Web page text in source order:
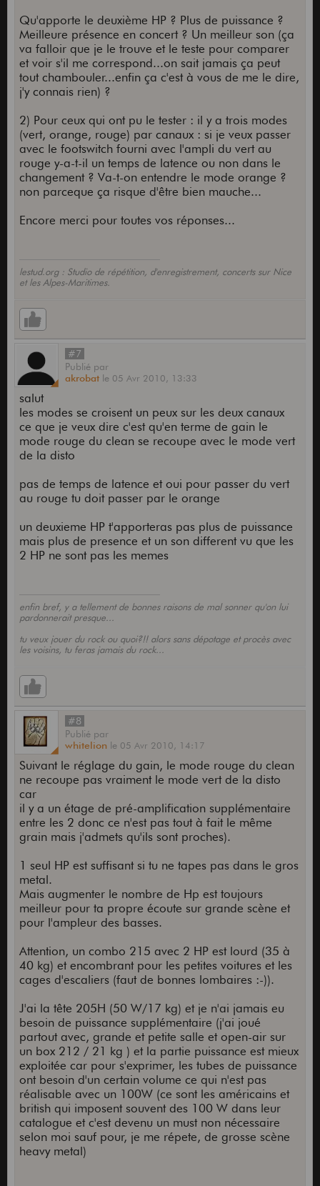
Qu'apporte le deuxième HP ? Plus de puissance ?
Meilleure présence en concert ? Un meilleur son (ça
va falloir que je le trouve et le teste pour comparer
et voir s'il me correspond...on sait jamais ça peut
tout chambouler...enfin ça c'est à vous de me le dire,
j'y connais rien) ?
2) Pour ceux qui ont pu le tester : il y a trois modes
(vert, orange, rouge) par canaux : si je veux passer
avec le footswitch fourni avec l'ampli du vert au
rouge y-a-t-il un temps de latence ou non dans le
changement ? Va-t-on entendre le mode orange ?
non parceque ça risque d'être bien mauche...
Encore merci pour toutes vos réponses...
lestud.org : Studio de répétition, d'enregistrement, concerts sur Nice
et les Alpes-Maritimes.
#7
Publié par
akrobat le 05 Avr 2010, 13:33
salut
les modes se croisent un peux sur les deux canaux
ce que je veux dire c'est qu'en terme de gain le
mode rouge du clean se recoupe avec le mode vert
de la disto
pas de temps de latence et oui pour passer du vert
au rouge tu doit passer par le orange
un deuxieme HP t'apporteras pas plus de puissance
mais plus de presence et un son different vu que les
2 HP ne sont pas les memes
enfin bref, y a tellement de bonnes raisons de mal sonner qu'on lui
pardonnerait presque...
tu veux jouer du rock ou quoi?!! alors sans dépotage et procès avec
les voisins, tu feras jamais du rock...
#8
Publié par
whitelion le 05 Avr 2010, 14:17
Suivant le réglage du gain, le mode rouge du clean
ne recoupe pas vraiment le mode vert de la disto
car
il y a un étage de pré-amplification supplémentaire
entre les 2 donc ce n'est pas tout à fait le même
grain mais j'admets qu'ils sont proches).
1 seul HP est suffisant si tu ne tapes pas dans le gros
metal.
Mais augmenter le nombre de Hp est toujours
meilleur pour ta propre écoute sur grande scène et
pour l'ampleur des basses.
Attention, un combo 215 avec 2 HP est lourd (35 à
40 kg) et encombrant pour les petites voitures et les
cages d'escaliers (faut de bonnes lombaires :-)).
J'ai la tête 205H (50 W/17 kg) et je n'ai jamais eu
besoin de puissance supplémentaire (j'ai joué
partout avec, grande et petite salle et open-air sur
un box 212 / 21 kg ) et la partie puissance est mieux
exploitée car pour s'exprimer, les tubes de puissance
ont besoin d'un certain volume ce qui n'est pas
réalisable avec un 100W (ce sont les américains et
british qui imposent souvent des 100 W dans leur
catalogue et c'est devenu un must non nécessaire
selon moi sauf pour, je me répete, de grosse scène
heavy metal)